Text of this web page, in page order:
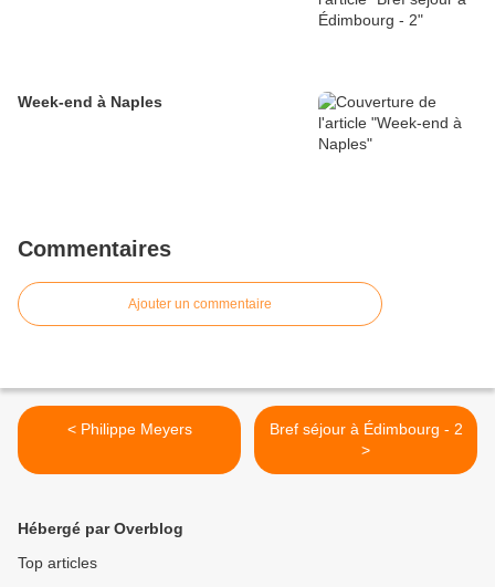
Week-end à Naples
Commentaires
Ajouter un commentaire
< Philippe Meyers
Bref séjour à Édimbourg - 2
>
Hébergé par Overblog
Top articles